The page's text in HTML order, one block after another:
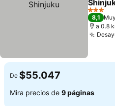
Ver
3 Estrellas
8,1
a 0.8
De $55.047
Mira precios de 9 páginas